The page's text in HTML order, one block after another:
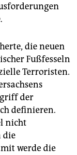
die neuen
Fußfesseln
Terroristen.
der
definieren.
nicht
die
werde die